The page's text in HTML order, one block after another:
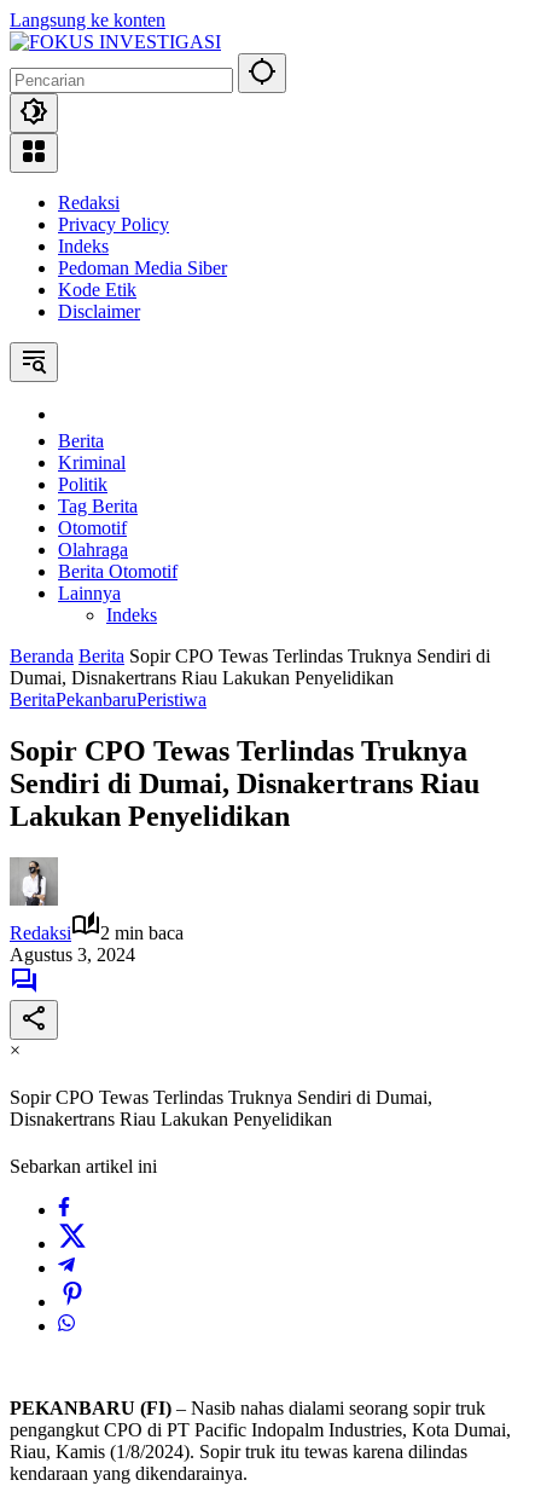
Langsung ke konten
Redaksi
Privacy Policy
Indeks
Pedoman Media Siber
Kode Etik
Disclaimer
Berita
Kriminal
Politik
Tag Berita
Otomotif
Olahraga
Berita Otomotif
Lainnya
Indeks
Beranda Berita Sopir CPO Tewas Terlindas Truknya Sendiri di
Dumai, Disnakertrans Riau Lakukan Penyelidikan
BeritaPekanbaruPeristiwa
Sopir CPO Tewas Terlindas Truknya
Sendiri di Dumai, Disnakertrans Riau
Lakukan Penyelidikan
Redaksi
2 min baca
Agustus 3, 2024
×
Sopir CPO Tewas Terlindas Truknya Sendiri di Dumai,
Disnakertrans Riau Lakukan Penyelidikan
Sebarkan artikel ini
PEKANBARU (FI) – Nasib nahas dialami seorang sopir truk
pengangkut CPO di PT Pacific Indopalm Industries, Kota Dumai,
Riau, Kamis (1/8/2024). Sopir truk itu tewas karena dilindas
kendaraan yang dikendarainya.